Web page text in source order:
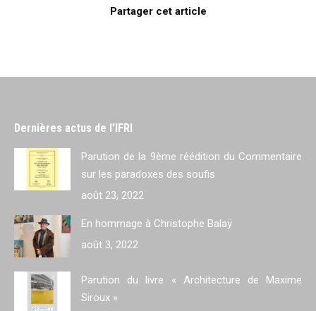
Partager cet article
Dernières actus de l’IFRI
Parution de la 9ème réédition du Commentaire
sur les paradoxes des soufis
août 23, 2022
En hommage à Christophe Balaÿ
août 3, 2022
Parution du livre « Architecture de Maxime
Siroux »